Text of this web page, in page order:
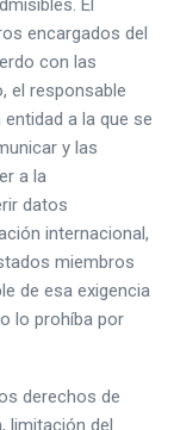
El
encargados del
con las
el responsable
a la que se
y las
a la
datos
internacional,
miembros
de esa exigencia
lo prohíba por
derechos de
limitación del